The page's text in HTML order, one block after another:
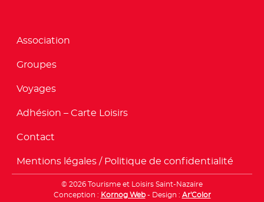
Association
Groupes
Voyages
Adhésion – Carte Loisirs
Contact
Mentions légales / Politique de confidentialité
© 2026 Tourisme et Loisirs Saint-Nazaire
Conception : Kornog Web- Design : Ar'Color